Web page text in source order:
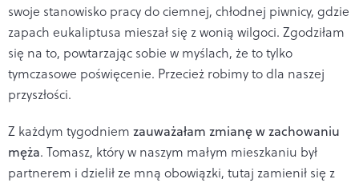
swoje stanowisko pracy do ciemnej, chłodnej piwnicy, gdzie
zapach eukaliptusa mieszał się z wonią wilgoci. Zgodziłam
się na to, powtarzając sobie w myślach, że to tylko
tymczasowe poświęcenie. Przecież robimy to dla naszej
przyszłości.
Z każdym tygodniem zauważałam zmianę w zachowaniu
męża. Tomasz, który w naszym małym mieszkaniu był
partnerem i dzielił ze mną obowiązki, tutaj zamienił się z